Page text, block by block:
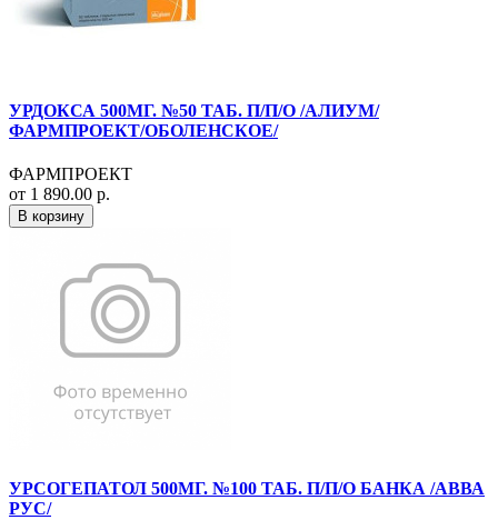
УРДОКСА 500МГ. №50 ТАБ. П/П/О /АЛИУМ/
ФАРМПРОЕКТ/ОБОЛЕНСКОЕ/
ФАРМПРОЕКТ
от 1 890.00 р.
В корзину
УРСОГЕПАТОЛ 500МГ. №100 ТАБ. П/П/О БАНКА /АВВА
РУС/